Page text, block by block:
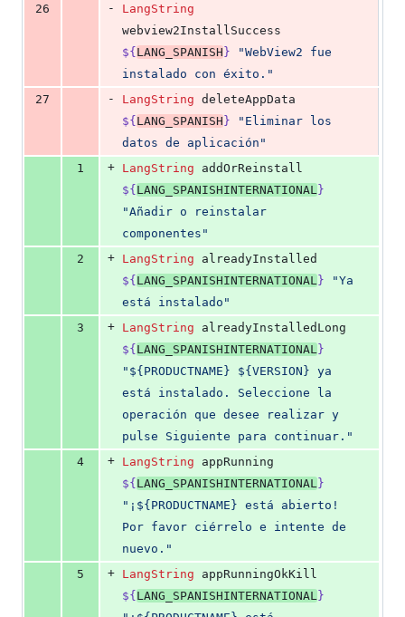
26
-
LangString
${ LANG_SPANISH } "WebView2 fue
instalado con éxito. "
27
- LangString
${ LANG_SPANISH } " Eliminar los
datos de aplicación "
1
+ LangString
${ LANG_SPANISHINTERNATIONAL }
"Añadir o reinstalar
componentes "
2
+ LangString
${ LANG_SPANISHINTERNATIONAL } "Ya
está instalado "
3
+ LangString
${ LANG_SPANISHINTERNATIONAL }
" ${PRODUCTNAME} ${VERSION} ya
está instalado. Seleccione la
operación que desee realizar y
pulse Siguiente para continuar. "
4
+ LangString
${ LANG_SPANISHINTERNATIONAL }
" ¡${PRODUCTNAME} está abierto!
Por favor ciérrelo e intente de
nuevo. "
5
+ LangString
${ LANG_SPANISHINTERNATIONAL }